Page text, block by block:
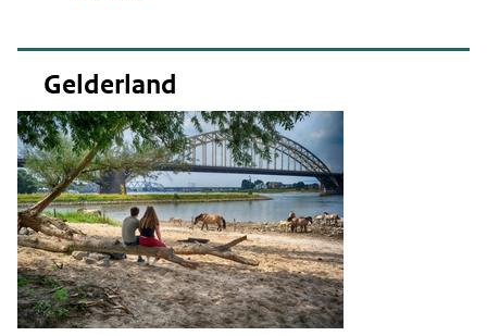
Gelderland